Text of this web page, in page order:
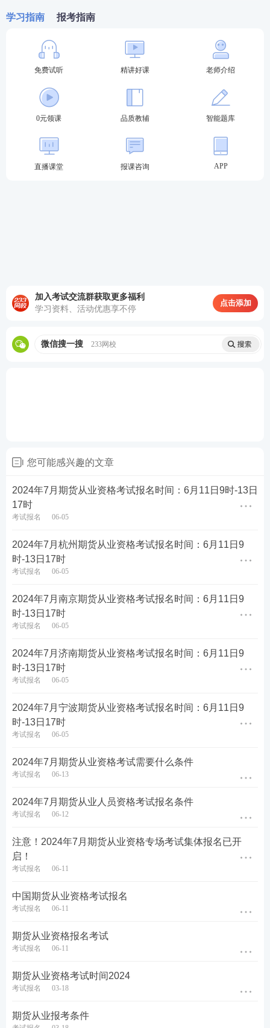
2022年 期货从业资格考试报名流程须知：
登录网站注册报名→选择城市、科目、考试时间→网
银支付考试费用→缴费成功，报考完成→打印准考证
码”是考生报名时登录网站的唯一标识。建议设定密码
长度最小不少于8个字符，其中包括英文字符大小写，
报人自负。
得，报完即止。
★集体报名方式是什么?
(1)报名人数大于2人(含2人)的法人单位，可注册集体
付款等环节。
(2)对于报名人数众多的集体单位，可以通知考生在报
录密码等个人信息上报给集体单位，由集体单位将账
号迁入集体帐户内，统一管理即可。
★个人报名方式是什么?
任何符合报名条件的考生均可以个人形式报名。
报名采取网上报名方式，考生可在以下报名时间内通
过中国期货业协会官网提供的报名链接进行报名，也
露，考生不要通过其他网站进行报名。
王佳荣、李泽瑞、孙婧老师一起来学习期货考试内
步！快来试听一下课程吧！
零基础考生建议报名233网校期货课程班，跟着老师
阶段
教材
讲考点
点击试听>>>
学习指南 报考指南
免费试听 精讲好课 老师介绍
0元领课 品质教辅 智能题库
直播课堂 报课咨询 APP
加入考试交流群获取更多福利
学习资料、活动优惠享不停
点击添加
微信搜一搜 233网校
您可能感兴趣的文章
2024年7月期货从业资格考试报名时间：6月11日9时-13日
17时
考试报名 06-05
2024年7月杭州期货从业资格考试报名时间：6月11日9
时-13日17时
考试报名 06-05
2024年7月南京期货从业资格考试报名时间：6月11日9
时-13日17时
考试报名 06-05
2024年7月济南期货从业资格考试报名时间：6月11日9
时-13日17时
考试报名 06-05
2024年7月宁波期货从业资格考试报名时间：6月11日9
时-13日17时
考试报名 06-05
2024年7月期货从业资格考试需要什么条件
考试报名 06-13
2024年7月期货从业人员资格考试报名条件
考试报名 06-12
注意！2024年7月期货从业资格专场考试集体报名已开
启！
考试报名 06-11
中国期货从业资格考试报名
考试报名 06-11
期货从业资格报名考试
考试报名 06-11
期货从业资格考试时间2024
考试报名 03-18
期货从业报考条件